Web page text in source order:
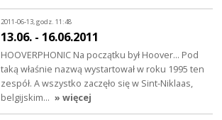
2011-06-13, godz. 11:48
13.06. - 16.06.2011
HOOVERPHONIC Na początku był Hoover… Pod
taką właśnie nazwą wystartował w roku 1995 ten
zespół. A wszystko zaczęło się w Sint-Niklaas,
belgijskim… » więcej